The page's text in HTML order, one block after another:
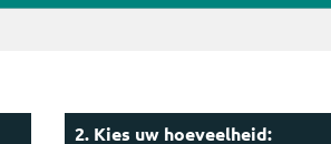
2. Kies uw hoeveelheid: